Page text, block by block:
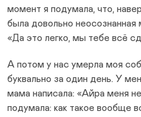
момент я подумала, что,
была довольно
«Да это легко, мы тебе всё
А потом у нас умерла моя
буквально за один день. У
мама написала: «Айра меня
подумала: как такое вообще